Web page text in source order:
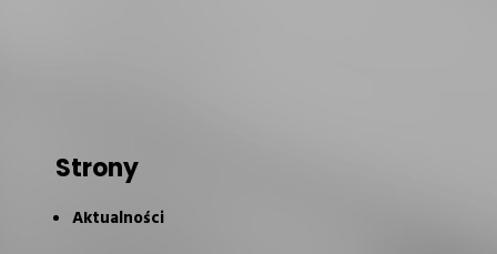
Strony
Aktualności